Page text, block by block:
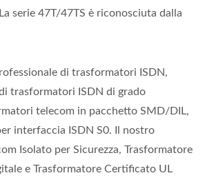
serie 47T/47TS è riconosciuta dalla
di trasformatori ISDN,
trasformatori ISDN di grado
telecom in pacchetto SMD/DIL,
interfaccia ISDN S0. Il nostro
Isolato per Sicurezza, Trasformatore
e Trasformatore Certificato UL